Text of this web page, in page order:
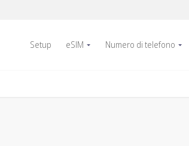
Setup eSIM Numero di telefono